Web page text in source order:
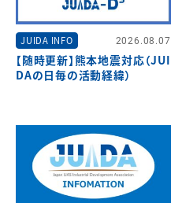
JUIDA INFO 2026.08.07
【随時更新】熊本地震対応（JUI
DAの日毎の活動経緯）